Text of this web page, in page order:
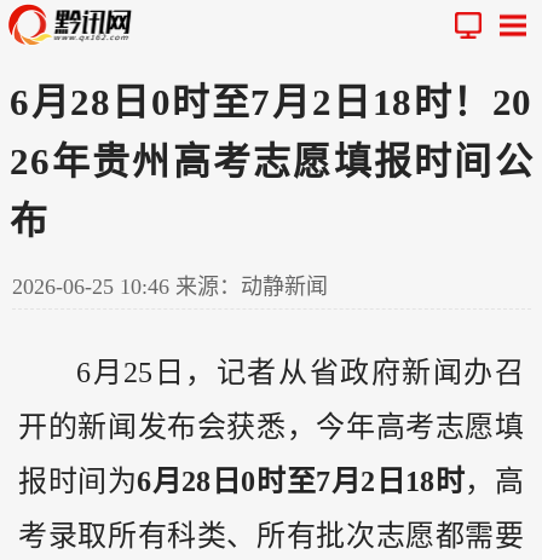
6月28日0时至7月2日18时！20
26年贵州高考志愿填报时间公
布
2026-06-25 10:46 来源：动静新闻
6月25日，记者从省政府新闻办召
开的新闻发布会获悉，今年高考志愿填
报时间为6月28日0时至7月2日18时，高
考录取所有科类、所有批次志愿都需要